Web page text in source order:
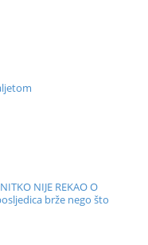
NIJE REKAO O
brže nego što